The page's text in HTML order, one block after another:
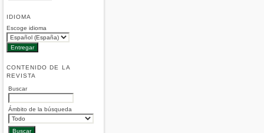
IDIOMA
Escoge idioma
CONTENIDO DE LA
REVISTA
Buscar
Ámbito de la búsqueda